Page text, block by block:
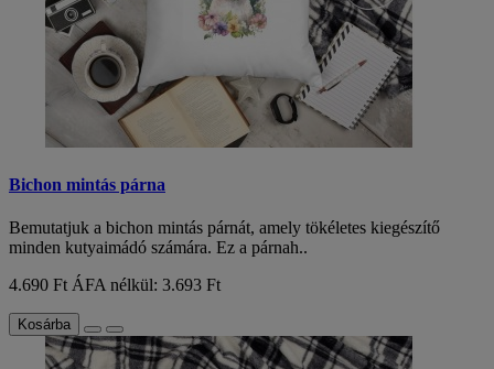
Bichon mintás párna
Bemutatjuk a bichon mintás párnát, amely tökéletes kiegészítő
minden kutyaimádó számára. Ez a párnah..
4.690 Ft ÁFA nélkül: 3.693 Ft
Kosárba